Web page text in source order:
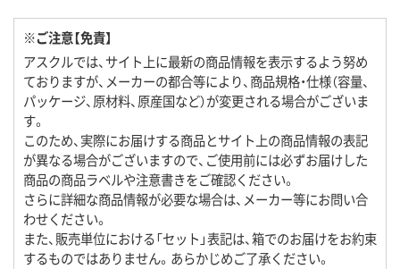
※ご注意【免責】
アスクルでは、サイト上に最新の商品情報を表示するよう努め
ておりますが、メーカーの都合等により、商品規格・仕様（容量、
パッケージ、原材料、原産国など）が変更される場合がございま
す。
このため、実際にお届けする商品とサイト上の商品情報の表記
が異なる場合がございますので、ご使用前には必ずお届けした
商品の商品ラベルや注意書きをご確認ください。
さらに詳細な商品情報が必要な場合は、メーカー等にお問い合
わせください。
また、販売単位における「セット」表記は、箱でのお届けをお約束
するものではありません。あらかじめご了承ください。